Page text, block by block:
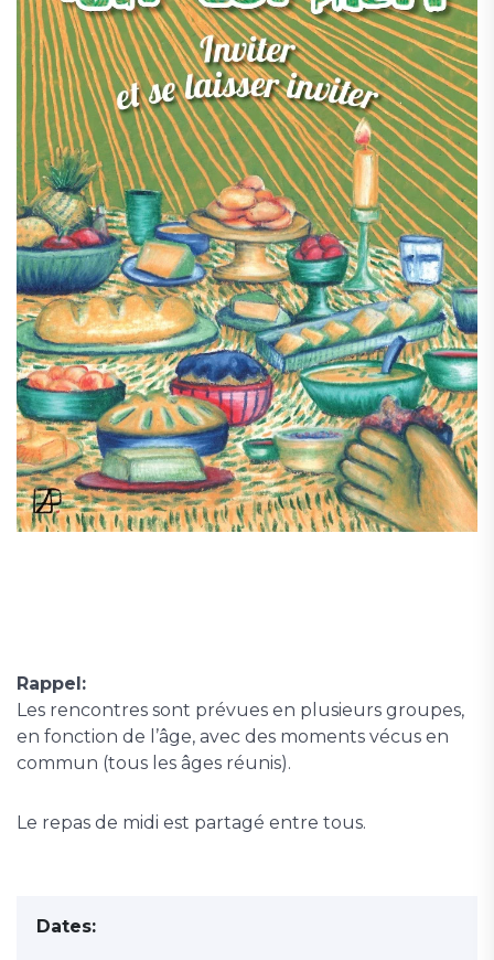
Rappel:
Les rencontres sont prévues en plusieurs groupes,
en fonction de l’âge, avec des moments vécus en
commun (tous les âges réunis).
Le repas de midi est partagé entre tous.
Dates: